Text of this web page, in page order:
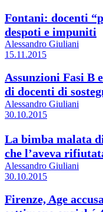
Fontani: docenti
despoti e impuniti
Alessandro Giuliani
15.11.2015
Assunzioni Fasi
di docenti di
Alessandro Giuliani
30.10.2015
La bimba malata
che l’aveva
Alessandro Giuliani
30.10.2015
Firenze, Age